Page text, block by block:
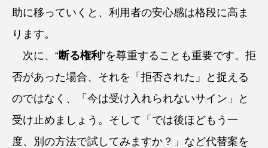
助に移っていくと、利用者の安心感は格段に高ま
ります。
次に、“断る権利 ”を尊重することも重要です。拒
否があった場合、それを「拒否された」と捉える
のではなく、「今は受け入れられないサイン」と
受け止めましょう。そして「では後ほどもう一
度、別の方法で試してみますか？」など代替案を